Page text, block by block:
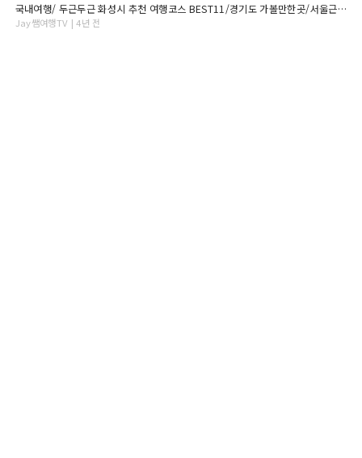
국내여행/ 두근두근 화성시 추천 여행코스 BEST11/경기도 가볼만한곳/서울근교 가볼만한곳/ 8월추천여행지 /9월추천여행지/당일치기 국내여행
Jay쌤여행TV | 4년 전